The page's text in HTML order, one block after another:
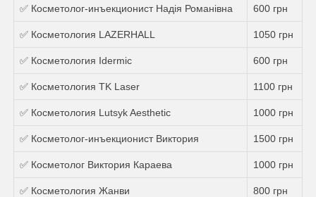
✅ Косметолог-инъекционист Надія Романівна 600 грн
✅ Косметология LAZERHALL 1050 грн
✅ Косметология Idermic 600 грн
✅ Косметология TK Laser 1100 грн
✅ Косметология Lutsyk Aesthetic 1000 грн
✅ Косметолог-инъекционист Виктория 1500 грн
✅ Косметолог Виктория Караева 1000 грн
✅ Косметология Жанви 800 грн